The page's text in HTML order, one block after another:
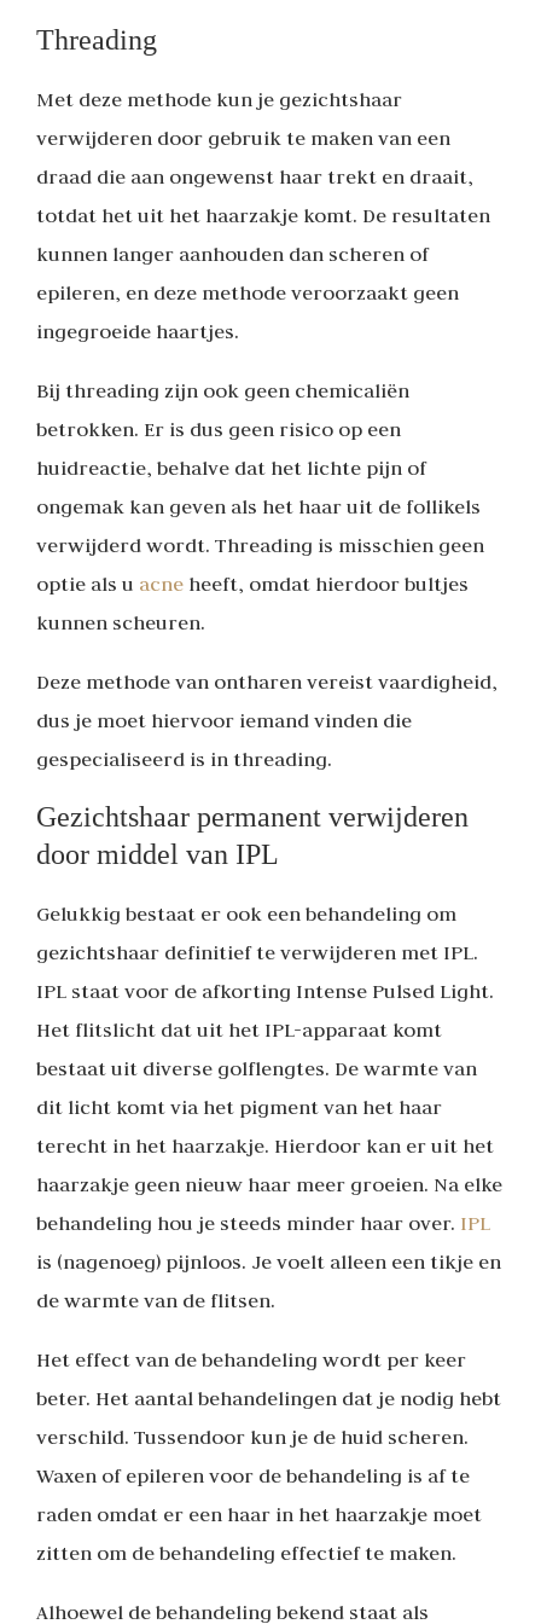
Threading
Met deze methode kun je gezichtshaar
verwijderen door gebruik te maken van een
draad die aan ongewenst haar trekt en draait,
totdat het uit het haarzakje komt. De resultaten
kunnen langer aanhouden dan scheren of
epileren, en deze methode veroorzaakt geen
ingegroeide haartjes.
Bij threading zijn ook geen chemicaliën
betrokken. Er is dus geen risico op een
huidreactie, behalve dat het lichte pijn of
ongemak kan geven als het haar uit de follikels
verwijderd wordt. Threading is misschien geen
optie als u acne heeft, omdat hierdoor bultjes
kunnen scheuren.
Deze methode van ontharen vereist vaardigheid,
dus je moet hiervoor iemand vinden die
gespecialiseerd is in threading.
Gezichtshaar permanent verwijderen
door middel van IPL
Gelukkig bestaat er ook een behandeling om
gezichtshaar definitief te verwijderen met IPL.
IPL staat voor de afkorting Intense Pulsed Light.
Het flitslicht dat uit het IPL-apparaat komt
bestaat uit diverse golflengtes. De warmte van
dit licht komt via het pigment van het haar
terecht in het haarzakje. Hierdoor kan er uit het
haarzakje geen nieuw haar meer groeien. Na elke
behandeling hou je steeds minder haar over. IPL
is (nagenoeg) pijnloos. Je voelt alleen een tikje en
de warmte van de flitsen.
Het effect van de behandeling wordt per keer
beter. Het aantal behandelingen dat je nodig hebt
verschild. Tussendoor kun je de huid scheren.
Waxen of epileren voor de behandeling is af te
raden omdat er een haar in het haarzakje moet
zitten om de behandeling effectief te maken.
Alhoewel de behandeling bekend staat als